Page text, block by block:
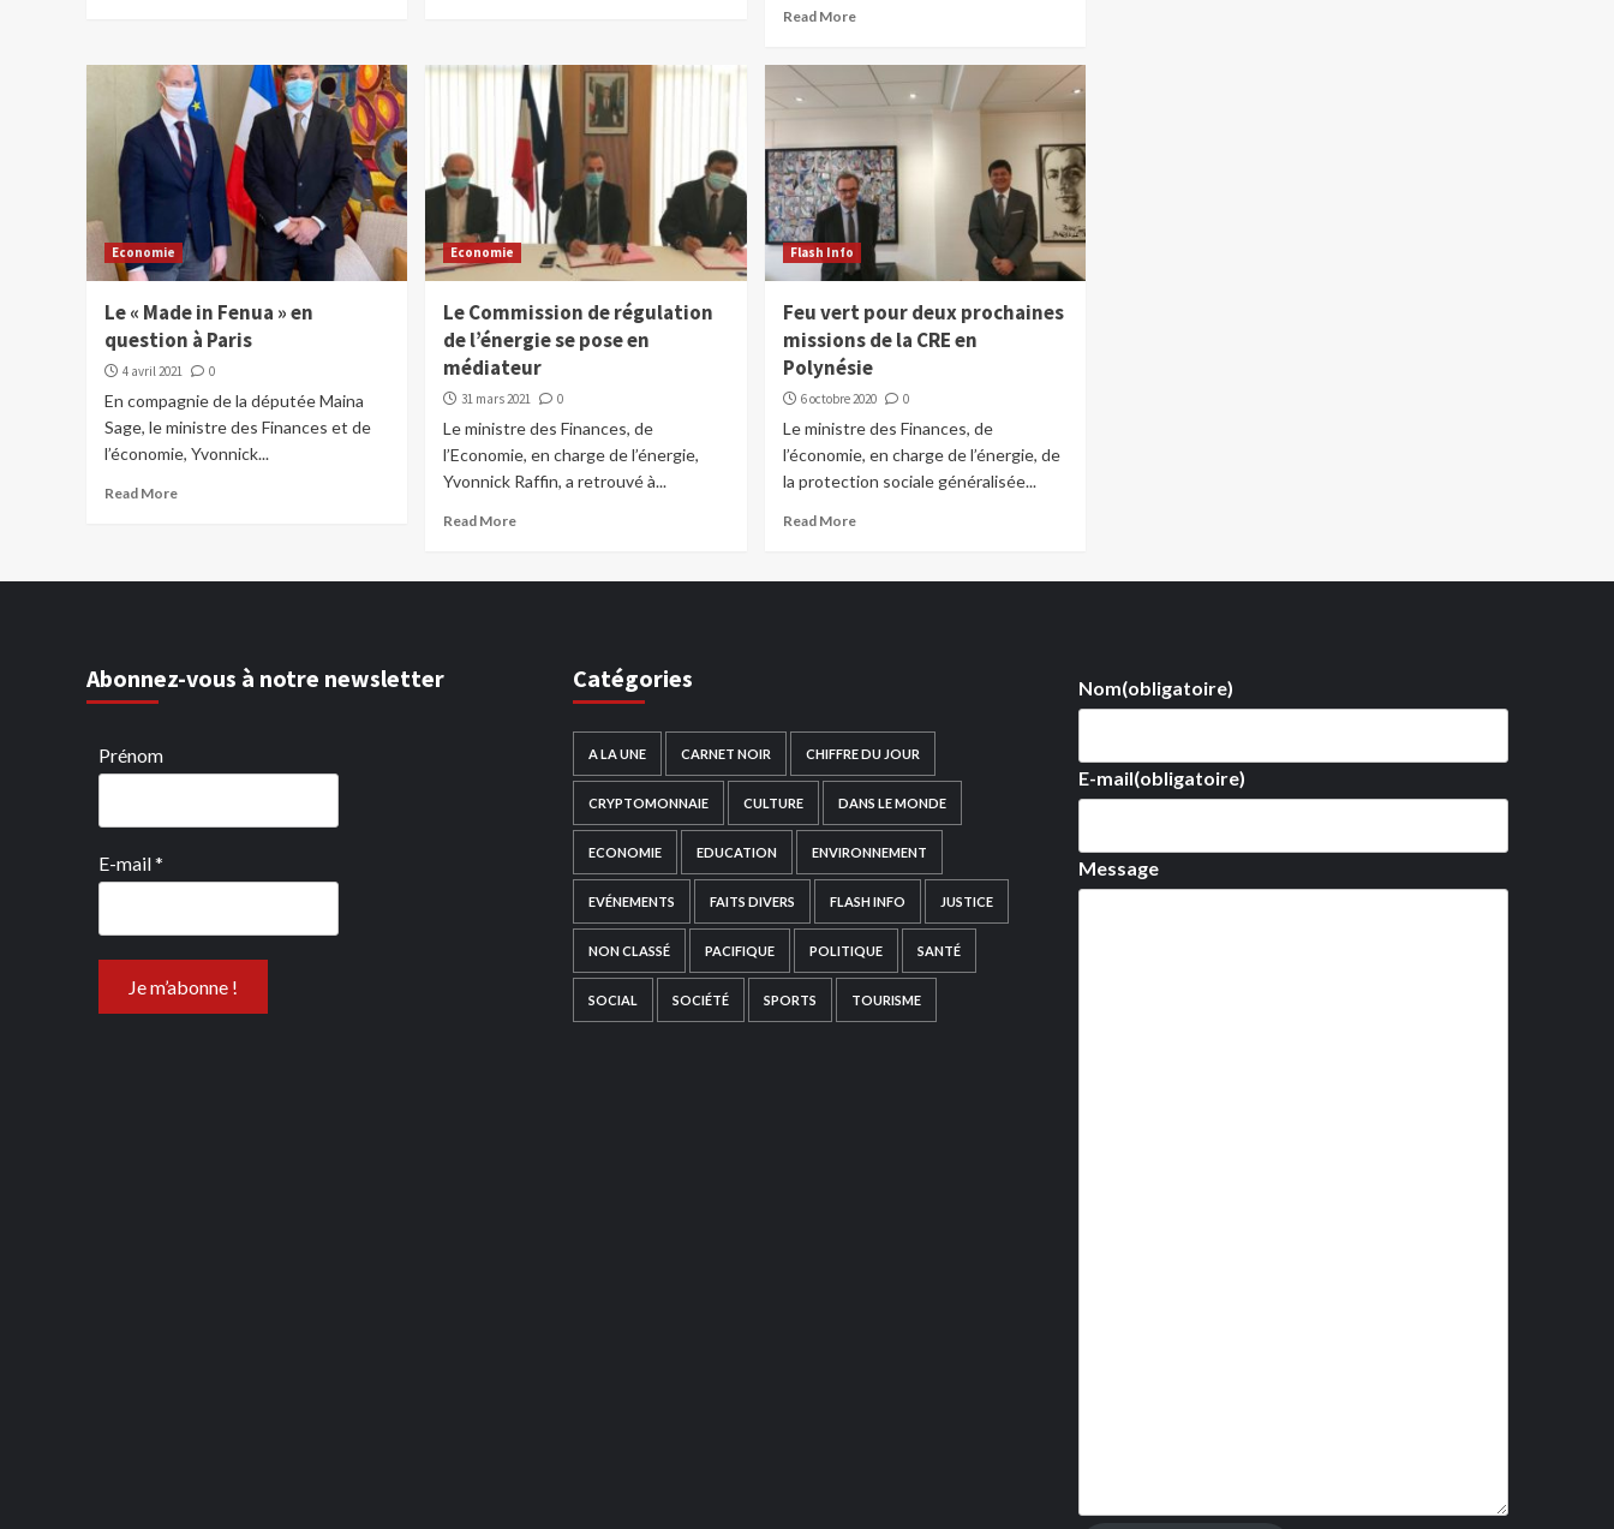
Read More
Economie
Le « Made in Fenua » en
question à Paris
4 avril 2021 0
En compagnie de la députée Maina
Sage, le ministre des Finances et de
l’économie, Yvonnick...
Read More
Economie
Le Commission de régulation
de l’énergie se pose en
médiateur
31 mars 2021 0
Le ministre des Finances, de
l’Economie, en charge de l’énergie,
Yvonnick Raffin, a retrouvé à...
Read More
Flash Info
Feu vert pour deux prochaines
missions de la CRE en
Polynésie
6 octobre 2020 0
Le ministre des Finances, de
l’économie, en charge de l’énergie, de
la protection sociale généralisée...
Read More
Abonnez-vous à notre newsletter
Prénom
E-mail*
Catégories
A LA UNE CARNET NOIR CHIFFRE DU JOUR
CRYPTOMONNAIE CULTURE DANS LE MONDE
ECONOMIE EDUCATION ENVIRONNEMENT
EVÉNEMENTS FAITS DIVERS FLASH INFO JUSTICE
NON CLASSÉ PACIFIQUE POLITIQUE SANTÉ
SOCIAL SOCIÉTÉ SPORTS TOURISME
Nom(obligatoire)
E-mail(obligatoire)
Message